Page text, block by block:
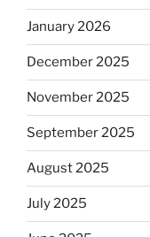
January 2026
December 2025
November 2025
September 2025
August 2025
July 2025